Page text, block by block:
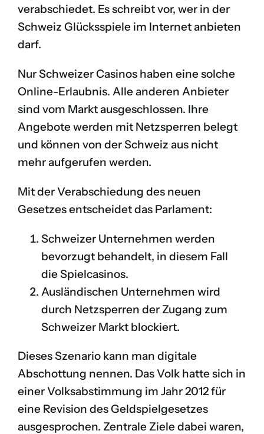
verabschiedet. Es schreibt vor, wer in der
Schweiz Glücksspiele im Internet anbieten
darf.
Nur Schweizer Casinos haben eine solche
Online-Erlaubnis. Alle anderen Anbieter
sind vom Markt ausgeschlossen. Ihre
Angebote werden mit Netzsperren belegt
und können von der Schweiz aus nicht
mehr aufgerufen werden.
Mit der Verabschiedung des neuen
Gesetzes entscheidet das Parlament:
Schweizer Unternehmen werden
bevorzugt behandelt, in diesem Fall
die Spielcasinos.
Ausländischen Unternehmen wird
durch Netzsperren der Zugang zum
Schweizer Markt blockiert.
Dieses Szenario kann man digitale
Abschottung nennen. Das Volk hatte sich in
einer Volksabstimmung im Jahr 2012 für
eine Revision des Geldspielgesetzes
ausgesprochen. Zentrale Ziele dabei waren,